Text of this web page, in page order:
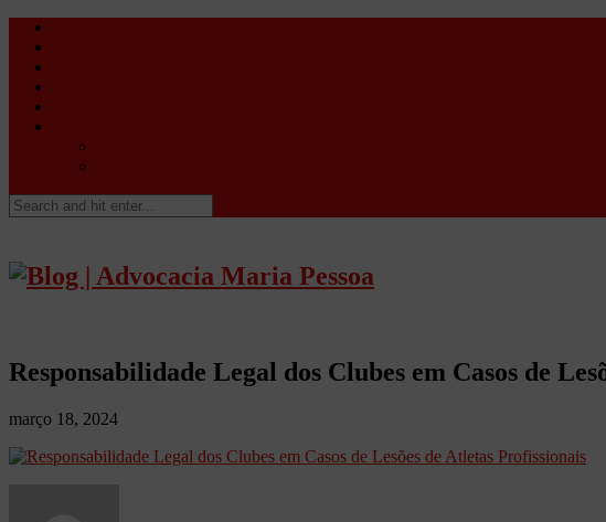
Responsabilidade Legal dos Clubes em Casos de
março 18, 2024